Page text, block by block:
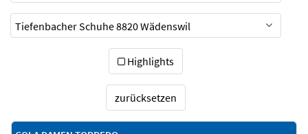
Highlights
zurücksetzen